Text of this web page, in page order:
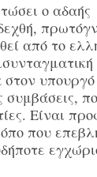
ο αδαής
από το
στον υπουργό
συμβάσεις,
Είναι
που